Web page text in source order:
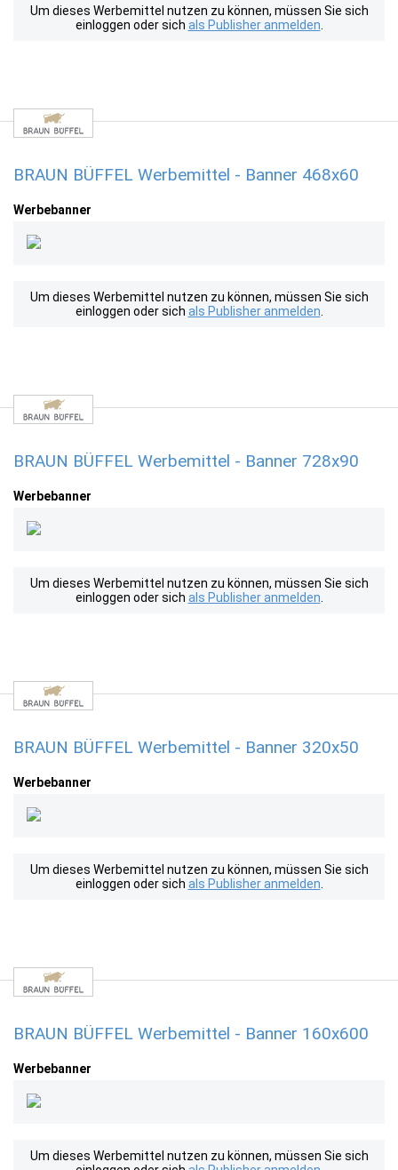
Um dieses Werbemittel nutzen zu können, müssen Sie sich
einloggen oder sich als Publisher anmelden
BRAUN BÜFFEL Werbemittel - Banner 468x60
Werbebanner
Um dieses Werbemittel nutzen zu können, müssen Sie sich
einloggen oder sich als Publisher anmelden
BRAUN BÜFFEL Werbemittel - Banner 728x90
Werbebanner
Um dieses Werbemittel nutzen zu können, müssen Sie sich
einloggen oder sich als Publisher anmelden
BRAUN BÜFFEL Werbemittel - Banner 320x50
Werbebanner
Um dieses Werbemittel nutzen zu können, müssen Sie sich
einloggen oder sich als Publisher anmelden
BRAUN BÜFFEL Werbemittel - Banner 160x600
Werbebanner
Um dieses Werbemittel nutzen zu können, müssen Sie sich